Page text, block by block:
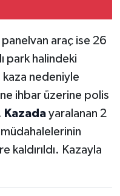
araç ise 26
park halindeki
nedeniyle
ihbar üzerine polis
Kazada yaralanan 2
kaldırıldı. Kazayla